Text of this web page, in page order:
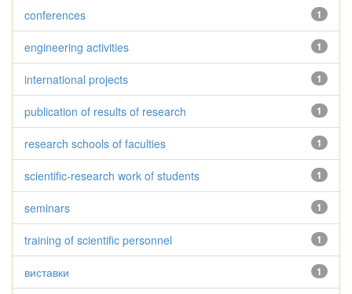
1
conferences
1
engineering activities
1
international projects
1
publication of results of research
1
research schools of faculties
1
scientific-research work of students
1
seminars
1
training of scientific personnel
1
виставки